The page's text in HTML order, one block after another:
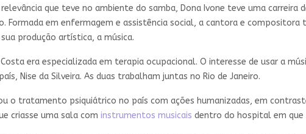
relevância que teve no ambiente do samba, Dona Ivone teve uma
Formada em enfermagem e assistência social, a cantora e
produção artística, a música.
Costa era especializada em terapia ocupacional. O interesse de usar a
Nise da Silveira. As duas trabalham juntas no Rio de Janeiro.
o tratamento psiquiátrico no país com ações humanizadas, em
criasse uma sala com instrumentos musicais dentro do hospital em que